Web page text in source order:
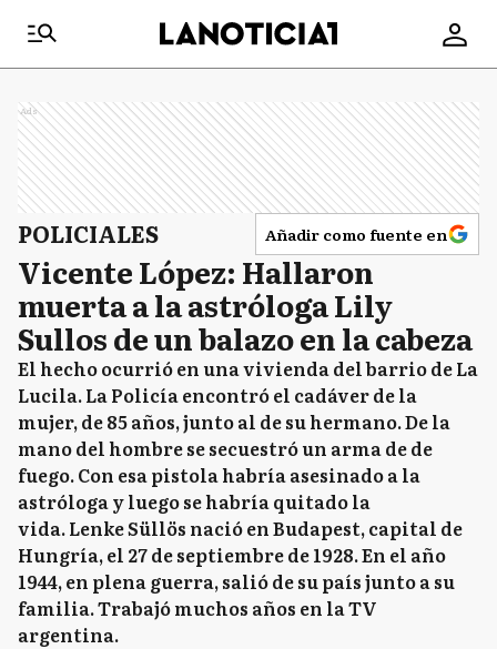
Ads
POLICIALES Añadir como fuente en
Vicente López: Hallaron
muerta a la astróloga Lily
Sullos de un balazo en la cabeza
El hecho ocurrió en una vivienda del barrio de La
Lucila. La Policía encontró el cadáver de la
mujer, de 85 años, junto al de su hermano. De la
mano del hombre se secuestró un arma de de
fuego. Con esa pistola habría asesinado a la
astróloga y luego se habría quitado la
vida. Lenke Süllös nació en Budapest, capital de
Hungría, el 27 de septiembre de 1928. En el año
1944, en plena guerra, salió de su país junto a su
familia. Trabajó muchos años en la TV
argentina.